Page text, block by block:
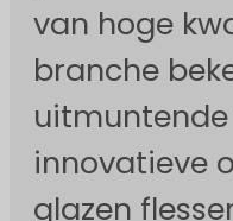
van hoge
branche
innovatieve
glazen